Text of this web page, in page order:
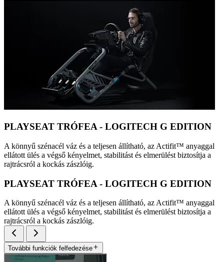
PLAYSEAT TRÓFEA - LOGITECH G EDITION
A könnyű szénacél váz és a teljesen állítható, az Actifit™️ anyaggal
ellátott ülés a végső kényelmet, stabilitást és elmerülést biztosítja a
rajtrácsról a kockás zászlóig.
PLAYSEAT TRÓFEA - LOGITECH G EDITION
A könnyű szénacél váz és a teljesen állítható, az Actifit™️ anyaggal
ellátott ülés a végső kényelmet, stabilitást és elmerülést biztosítja a
rajtrácsról a kockás zászlóig.
További funkciók felfedezése